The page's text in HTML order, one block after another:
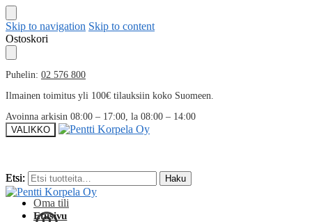
Skip to navigation Skip to content
Ostoskori
Puhelin: 02 576 800
Ilmainen toimitus yli 100€ tilauksiin koko Suomeen.
Avoinna arkisin 08:00 – 17:00, la 08:00 – 14:00
VALIKKO
Etsi: Haku
Oma tili
Etsi: Haku
Etusivu